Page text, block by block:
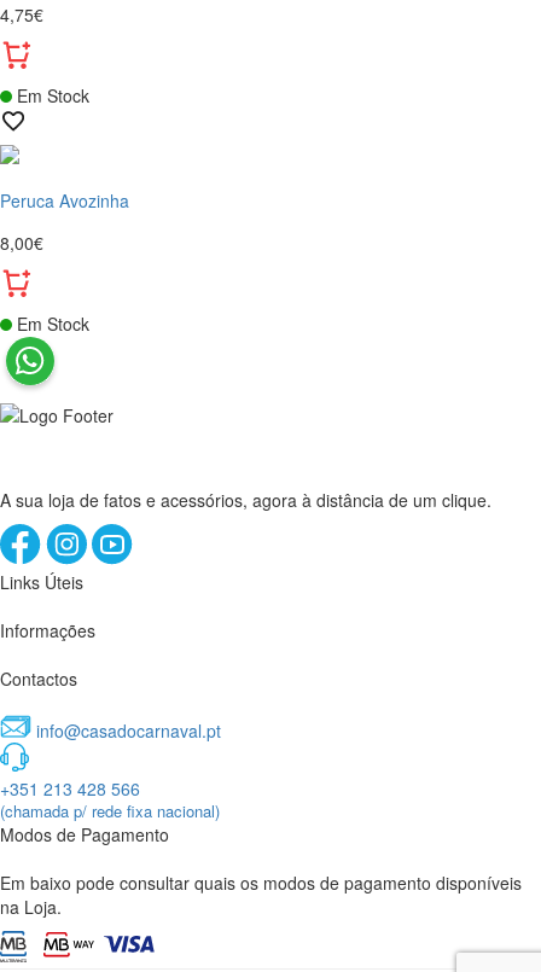
4,75€
Em Stock
Peruca Avozinha
8,00€
Em Stock
A sua loja de fatos e acessórios, agora à distância de um clique.
Links Úteis
Informações
Contactos
info@casadocarnaval.pt
+351 213 428 566
(chamada p/ rede fixa nacional)
Modos de Pagamento
Em baixo pode consultar quais os modos de pagamento disponíveis
na Loja.